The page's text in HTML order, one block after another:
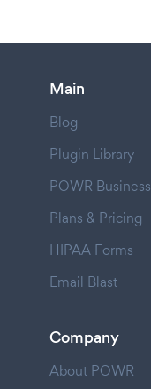
Main
Blog
Plugin Library
POWR Business
Plans & Pricing
HIPAA Forms
Email Blast
Company
About POWR